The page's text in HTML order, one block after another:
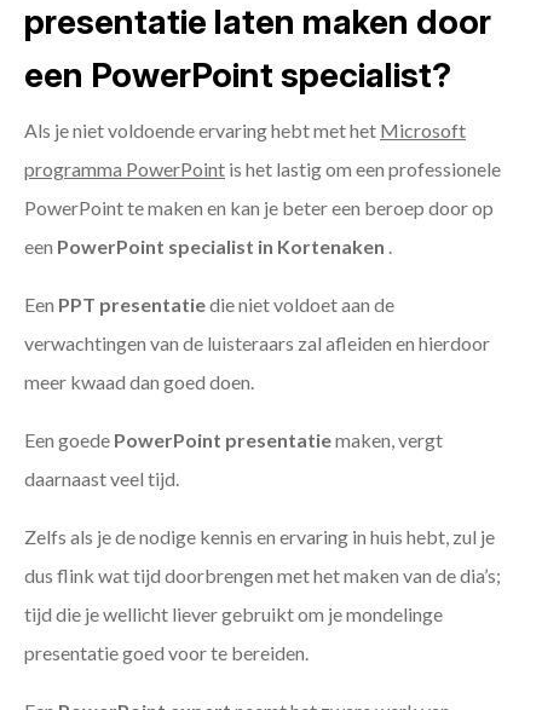
presentatie laten maken door
een PowerPoint specialist?
Als je niet voldoende ervaring hebt met het Microsoft
programma PowerPoint is het lastig om een professionele
PowerPoint te maken en kan je beter een beroep door op
een PowerPoint specialist in Kortenaken .
Een PPT presentatiedie niet voldoet aan de
verwachtingen van de luisteraars zal afleiden en hierdoor
meer kwaad dan goed doen.
Een goede PowerPoint presentatiemaken, vergt
daarnaast veel tijd.
Zelfs als je de nodige kennis en ervaring in huis hebt, zul je
dus flink wat tijd doorbrengen met het maken van de dia’s;
tijd die je wellicht liever gebruikt om je mondelinge
presentatie goed voor te bereiden.